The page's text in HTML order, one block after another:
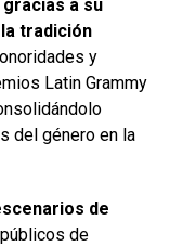
a su
tradición
y
Latin Grammy
del género en la
de
de